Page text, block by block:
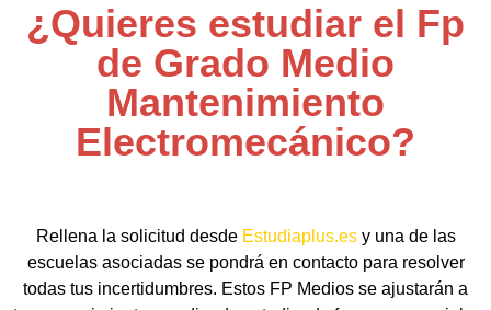
¿Quieres estudiar el Fp
de Grado Medio
Mantenimiento
Electromecánico?
Rellena la solicitud desde Estudiaplus.esy una de las
escuelas asociadas se pondrá en contacto para resolver
todas tus incertidumbres. Estos FP Medios se ajustarán a